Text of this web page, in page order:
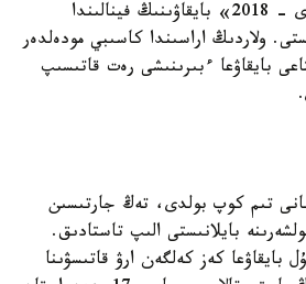
وڭىرلىك «قوستاناي ارۋى - 2018» بايقاۋىنىڭ فينالىندا
قاتىستى. ولاردىڭ اراسىندا كاسىبي مودەلدەر
بايقاۋعا ءبىرىنىشى رەت قاتىسىپ
تىم كوپ بولدى، تەڭ جارتىسىن
بايلانىستى الىپ تاستادىق.
بۇل بايقاۋعا كەز كەلگەن ارۋ قاتىسۋىنا